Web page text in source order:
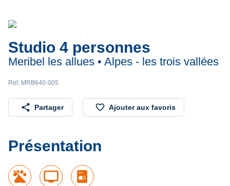
Studio 4 personnes
Meribel les allues • Alpes - les trois vallées
Ref. MRB640-005
share Partager favorite_border Ajouter aux favoris
Présentation
tv